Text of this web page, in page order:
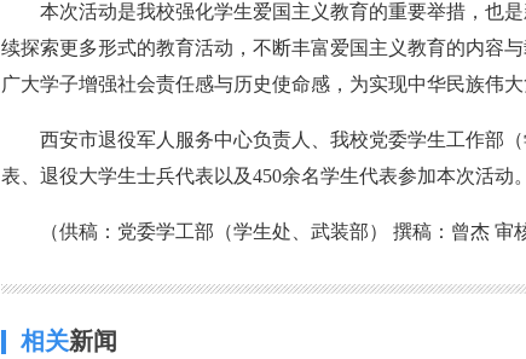
本次活动是我校强化学生爱国主义教育的重要举措，也
续探索更多形式的教育活动，不断丰富爱国主义教育的内容
广大学子增强社会责任感与历史使命感，为实现中华民族伟大
西安市退役军人服务中心负责人、我校党委学生工作部
表、退役大学生士兵代表以及450余名学生代表参加本次活动。
（供稿：党委学工部（学生处、武装部） 撰稿：曾杰 审
相关新闻